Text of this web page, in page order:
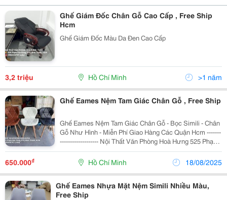
Ghế Giám Đốc Chân Gỗ Cao Cấp , Free Ship
Hcm
Ghế Giám Đốc Màu Da Đen Cao Cấp
3,2 triệu Hồ Chí Minh >1 năm
Ghế Eames Nệm Tam Giác Chân Gỗ , Free Ship
Ghế Eames Nệm Tam Giác Chân Gỗ - Bọc Simili - Chân
Gỗ Như Hình - Miễn Phí Giao Hàng Các Quận Hcm -------
------------------- Nội Thất Văn Phòng Hoà Hưng 525 Phạm
Văn Đồng, P13, Bình Thạnh, Hcm ☎️ 0902440757 (Zalo)
650.000₫ Hồ Chí Minh 18/08/2025
Ghế Eames Nhựa Mặt Nệm Simili Nhiều Màu,
Free Ship